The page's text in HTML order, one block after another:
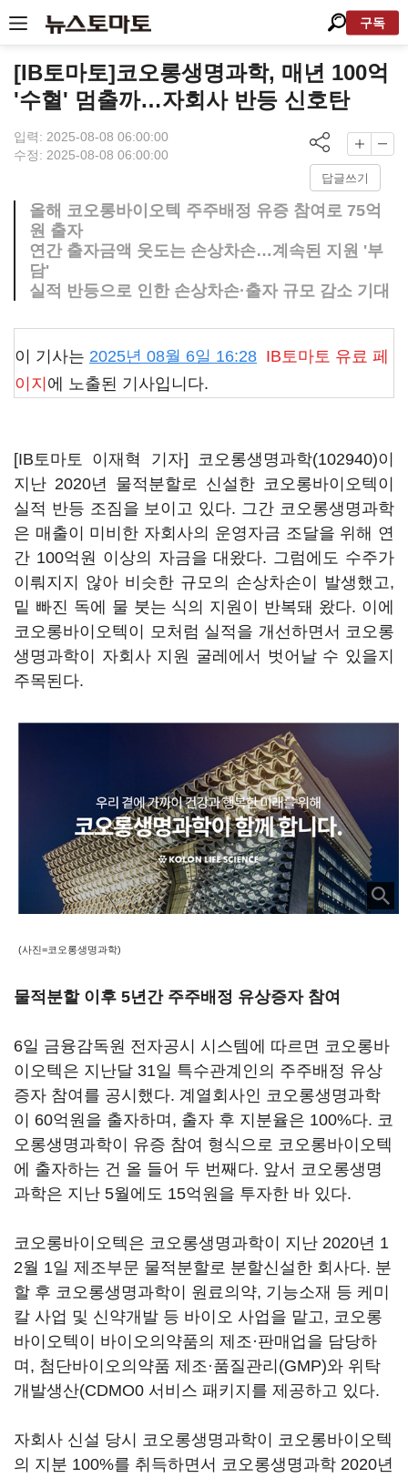
구독
[IB토마토]코오롱생명과학, 매년 100억
'수혈' 멈출까…자회사 반등 신호탄
입력: 2025-08-08 06:00:00
수정: 2025-08-08 06:00:00
답글쓰기
올해 코오롱바이오텍 주주배정 유증 참여로 75억
원 출자
연간 출자금액 웃도는 손상차손…계속된 지원 '부
담'
실적 반등으로 인한 손상차손·출자 규모 감소 기대
이 기사는 2025년 08월 6일 16:28 IB토마토 유료 페
이지 에 노출된 기사입니다.
[IB토마토 이재혁 기자] 코오롱생명과학(102940)이
지난 2020년 물적분할로 신설한 코오롱바이오텍이
실적 반등 조짐을 보이고 있다. 그간 코오롱생명과학
은 매출이 미비한 자회사의 운영자금 조달을 위해 연
간 100억원 이상의 자금을 대왔다. 그럼에도 수주가
이뤄지지 않아 비슷한 규모의 손상차손이 발생했고,
밑 빠진 독에 물 붓는 식의 지원이 반복돼 왔다. 이에
코오롱바이오텍이 모처럼 실적을 개선하면서 코오롱
생명과학이 자회사 지원 굴레에서 벗어날 수 있을지
주목된다.
(사진=코오롱생명과학)
물적분할 이후 5년간 주주배정 유상증자 참여
6일 금융감독원 전자공시 시스템에 따르면 코오롱바
이오텍은 지난달 31일 특수관계인의 주주배정 유상
증자 참여를 공시했다. 계열회사인 코오롱생명과학
이 60억원을 출자하며, 출자 후 지분율은 100%다. 코
오롱생명과학이 유증 참여 형식으로 코오롱바이오텍
에 출자하는 건 올 들어 두 번째다. 앞서 코오롱생명
과학은 지난 5월에도 15억원을 투자한 바 있다.
코오롱바이오텍은 코오롱생명과학이 지난 2020년 1
2월 1일 제조부문 물적분할로 분할신설한 회사다. 분
할 후 코오롱생명과학이 원료의약, 기능소재 등 케미
칼 사업 및 신약개발 등 바이오 사업을 맡고, 코오롱
바이오텍이 바이오의약품의 제조·판매업을 담당하
며, 첨단바이오의약품 제조·품질관리(GMP)와 위탁
개발생산(CDMO0 서비스 패키지를 제공하고 있다.
자회사 신설 당시 코오롱생명과학이 코오롱바이오텍
의 지분 100%를 취득하면서 코오롱생명과학 2020년